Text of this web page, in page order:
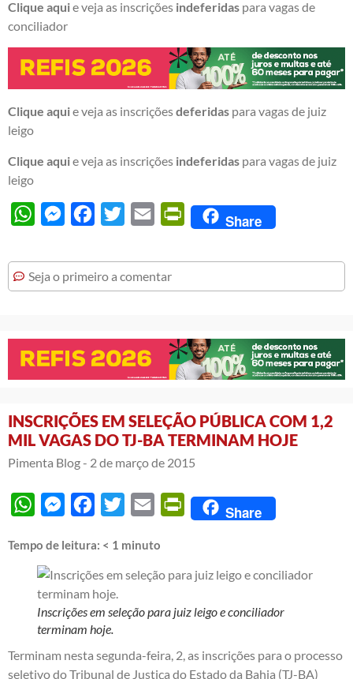
Clique aquie veja as inscrições indeferidas para vagas de
conciliador
Clique aquie veja as inscriçõesdeferidas para vagas de juiz
leigo
Clique aquie veja as inscrições indeferidas para vagas de juiz
leigo
WhatsAppMessengerFacebook
Twitter Email PrintFriendly
Share
Seja o primeiro a comentar
INSCRIÇÕES EM SELEÇÃO PÚBLICA COM 1,2
MIL VAGAS DO TJ-BA TERMINAM HOJE
Pimenta Blog - 2 de março de 2015
WhatsAppMessengerFacebook
Twitter Email PrintFriendly
Share
Tempo de leitura: < 1 minuto
Inscrições em seleção para juiz leigo e conciliador
terminam hoje.
Terminam nesta segunda-feira, 2, as inscrições para o processo
seletivo do Tribunal de Justiça do Estado da Bahia (TJ-BA)